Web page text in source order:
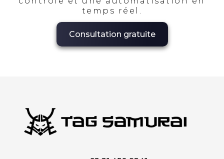
temps réel.
Consultation gratuite
ES-CO
ES-PE